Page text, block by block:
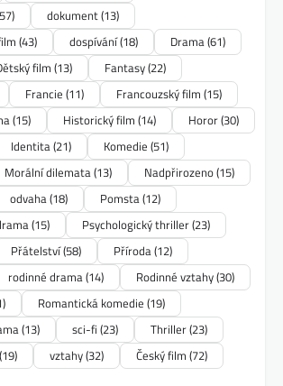
dokument(13)
(43) dospívání(18) Drama(61)
film(13) Fantasy(22)
Francie (11) Francouzský film (15)
(15) Historický film (14) Horor(30)
Identita(21) Komedie (51)
Morální dilemata(13) Nadpřirozeno(15)
odvaha(18) Pomsta(12)
(15) Psychologický thriller(23)
Přátelství(58) Příroda(12)
rodinné drama(14) Rodinné vztahy(30)
Romantická komedie (19)
(13) sci-fi (23) Thriller(23)
(19) vztahy(32) Český film (72)